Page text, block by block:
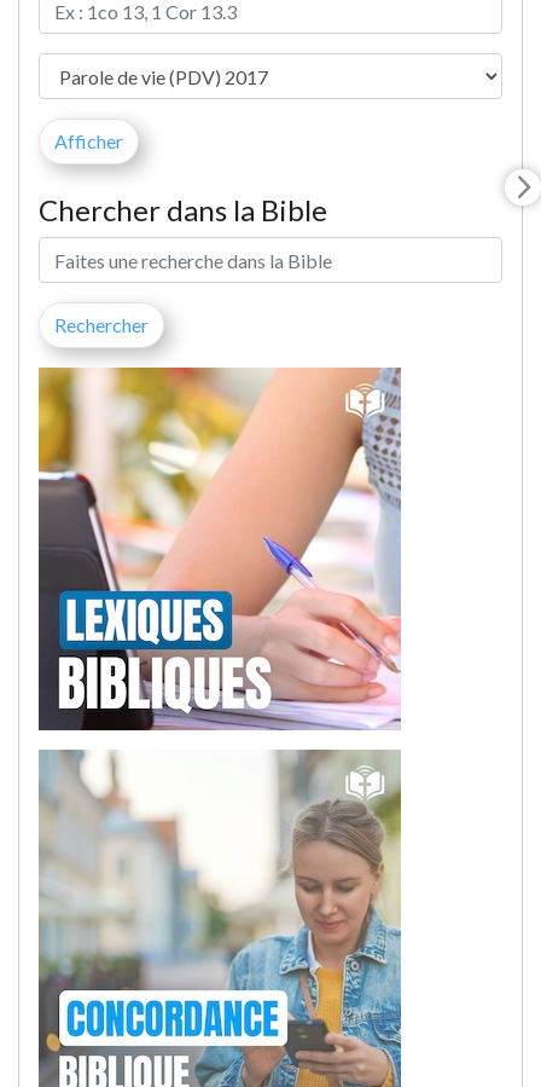
Chercher dans la Bible